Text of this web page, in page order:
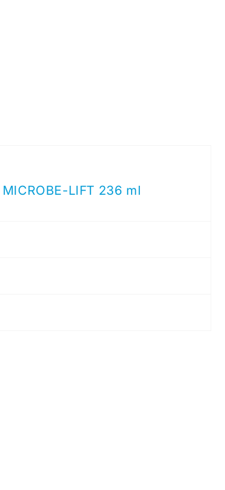
LIFT 236 ml